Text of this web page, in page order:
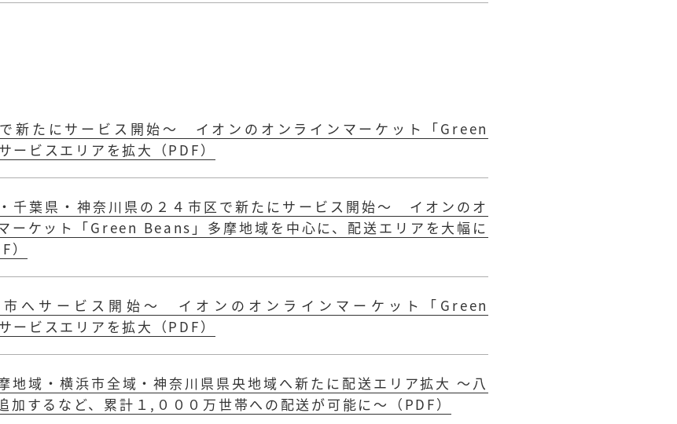
新たにサービス開始～ イオンのオンラインマーケット「Green
ービスエリアを拡大（PDF）
千葉県・神奈川県の２４市区で新たにサービス開始～ イオンのオ
ーケット「Green Beans」多摩地域を中心に、配送エリアを大幅に
）
市へサービス開始～ イオンのオンラインマーケット「Green
ービスエリアを拡大（PDF）
地域・横浜市全域・神奈川県県央地域へ新たに配送エリア拡大 ～八
加するなど、累計１,０００万世帯への配送が可能に～（PDF）